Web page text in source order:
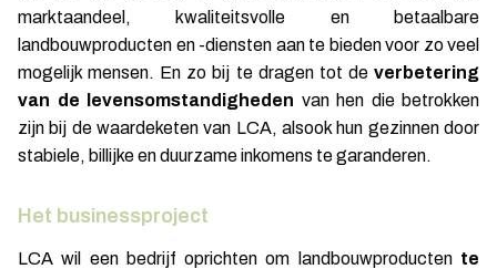
marktaandeel, kwaliteitsvolle en betaalbare
landbouwproducten en -diensten aan te bieden voor zo veel
mogelijk mensen. En zo bij te dragen tot de verbetering
van de levensomstandigheden van hen die betrokken
zijn bij de waardeketen van LCA, alsook hun gezinnen door
stabiele, billijke en duurzame inkomens te garanderen.
Het businessproject
LCA wil een bedrijf oprichten om landbouwproducten te